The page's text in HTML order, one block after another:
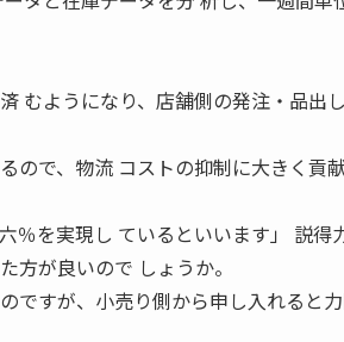
むようになり、店舗側の発注・品出
ので、物流 コストの抑制に大きく貢
％を実現し ているといいます」 説得
が良いので しょうか。
ですが、小売り側から申し入れると